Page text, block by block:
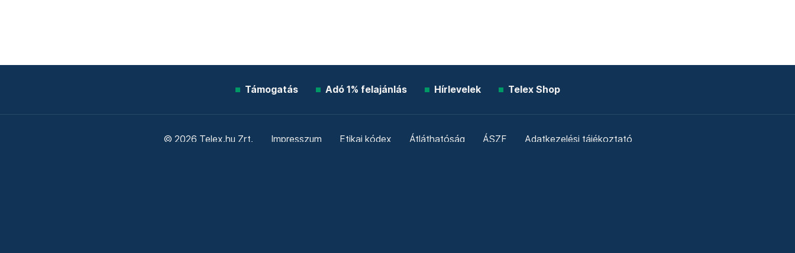
Támogatás Adó 1% felajánlás Hírlevelek Telex Shop
© 2026 Telex.hu Zrt. Impresszum Etikai kódex Átláthatóság ÁSZF Adatkezelési tájékoztató